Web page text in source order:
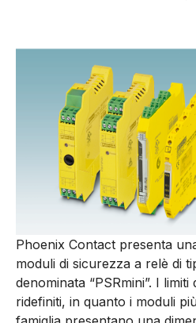
Phoenix Contact presenta
moduli di sicurezza a relè di
denominata “PSRmini”. I
ridefiniti, in quanto i moduli